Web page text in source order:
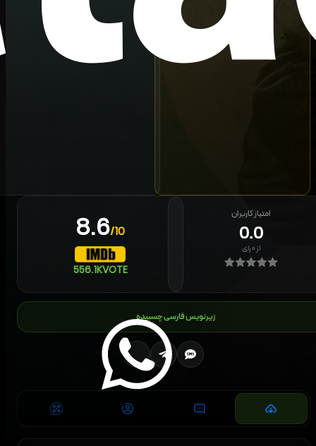
8.6/10
556.1KVOTE
امتیاز کاربران
0.0
از۰رای
زیرنویس فارسی چسبیده